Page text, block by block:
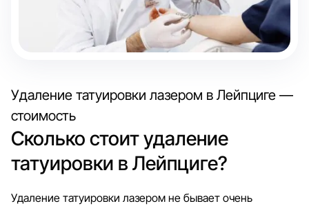
Удаление татуировки лазером в Лейпциге —
стоимость
Сколько стоит удаление
татуировки в Лейпциге?
Удаление татуировки лазером не бывает очень